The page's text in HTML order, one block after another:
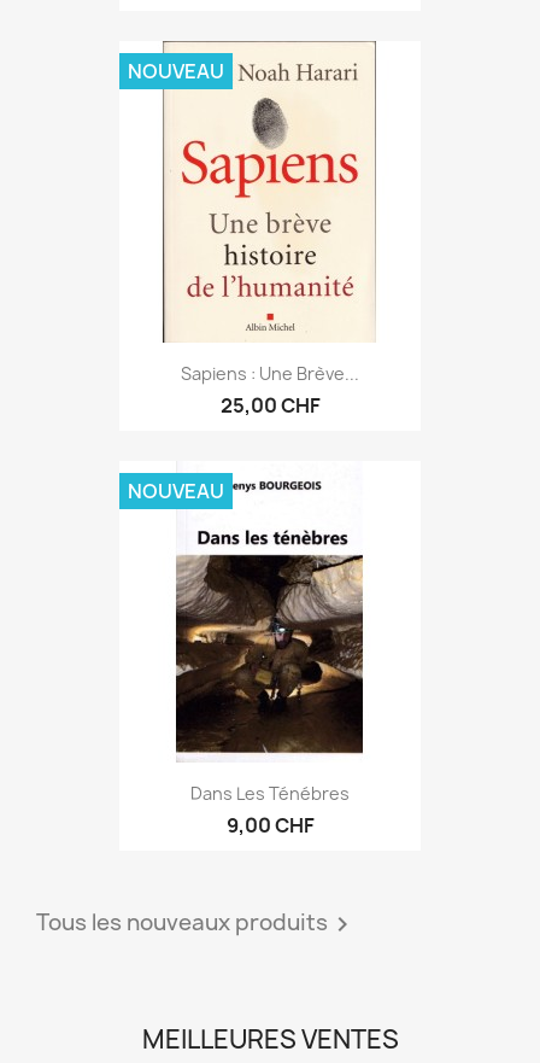
Sapiens : Une Brève...
25,00 CHF
NOUVEAU
Dans Les Ténébres
9,00 CHF
NOUVEAU
Tous les nouveaux produits 
MEILLEURES VENTES